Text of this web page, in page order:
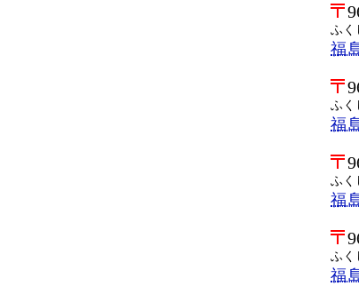
ふく
福
ふく
福
ふく
福
ふく
福